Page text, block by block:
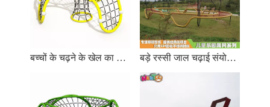
बच्चों के चढ़ने के खेल का मैदान उपकरण डोम बड़े रस्सी जाल चढ़ाई संयोजन बच्चों के खेलने के उपकरण